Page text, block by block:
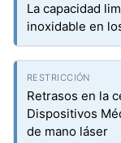
La capacidad
inoxidable en
Retrasos en la
Dispositivos
de mano láser